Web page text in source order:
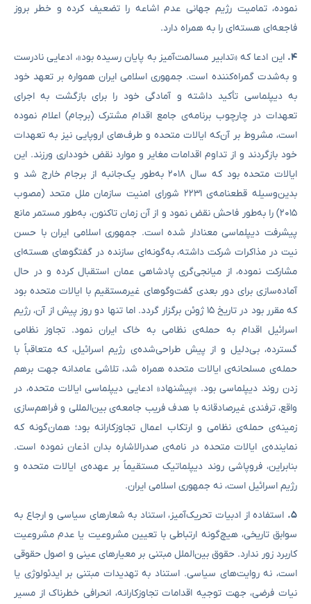
نموده، تمامیت رژیم جهانی عدم اشاعه را تضعیف کرده و خطر بروز
فاجعه‌ای هسته‌ای را به همراه دارد.
۴. این ادعا که «تدابیر مسالمت‌آمیز به پایان رسیده بود»، ادعایی نادرست
و به‌شدت گمراه‌کننده است. جمهوری اسلامی ایران همواره بر تعهد خود
به دیپلماسی تأکید داشته و آمادگی خود را برای بازگشت به اجرای
تعهدات در چارچوب برنامه‌ی جامع اقدام مشترک (برجام) اعلام نموده
است، مشروط بر آن‌که ایالات متحده و طرف‌های اروپایی نیز به تعهدات
خود بازگردند و از تداوم اقدامات مغایر و موارد نقض خودداری ورزند. این
ایالات متحده بود که سال ۲۰۱۸ به‌طور یک‌جانبه از برجام خارج شد و
بدین‌وسیله قطعنامه‌ی ۲۲۳۱ شورای امنیت سازمان ملل متحد (مصوب
۲۰۱۵) را به‌طور فاحش نقض نمود و از آن زمان تاکنون، به‌طور مستمر مانع
پیشرفت دیپلماسی معنادار شده است. جمهوری اسلامی ایران با حسن
نیت در مذاکرات شرکت داشته، به‌گونه‌ای سازنده در گفتگوهای هسته‌ای
مشارکت نموده، از میانجی‌گری پادشاهی عمان استقبال کرده و در حال
آماده‌سازی برای دور بعدی گفت‌وگوهای غیرمستقیم با ایالات متحده بود
که مقرر بود در تاریخ ۱۵ ژوئن برگزار گردد. اما تنها دو روز پیش از آن، رژیم
اسرائیل اقدام به حمله‌ی نظامی به خاک ایران نمود. تجاوز نظامی
گسترده، بی‌دلیل و از پیش طراحی‌شده‌ی رژیم اسرائیل، که متعاقباً با
حمله‌ی مسلحانه‌ی ایالات متحده همراه شد، تلاشی عامدانه جهت برهم
زدن روند دیپلماسی بود. «پیشنهاد» ادعایی دیپلماسی ایالات متحده، در
واقع، ترفندی غیرصادقانه با هدف فریب جامعه‌ی بین‌المللی و فراهم‌سازی
زمینه‌ی حمله‌ی نظامی و ارتکاب اعمال تجاوزکارانه بود؛ همان‌گونه که
نماینده‌ی ایالات متحده در نامه‌ی صدرالاشاره بدان اذعان نموده است.
بنابراین، فروپاشی روند دیپلماتیک مستقیماً بر عهده‌ی ایالات متحده و
رژیم اسرائیل است، نه جمهوری اسلامی ایران.
۵. استفاده از ادبیات تحریک‌آمیز، استناد به شعارهای سیاسی و ارجاع به
سوابق تاریخی، هیچ‌گونه ارتباطی با تعیین مشروعیت یا عدم مشروعیت
کاربرد زور ندارد. حقوق بین‌الملل مبتنی بر معیارهای عینی و اصول حقوقی
است، نه روایت‌های سیاسی. استناد به تهدیدات مبتنی بر ایدئولوژی یا
نیات فرضی، جهت توجیه اقدامات تجاوزکارانه، انحرافی خطرناک از مسیر